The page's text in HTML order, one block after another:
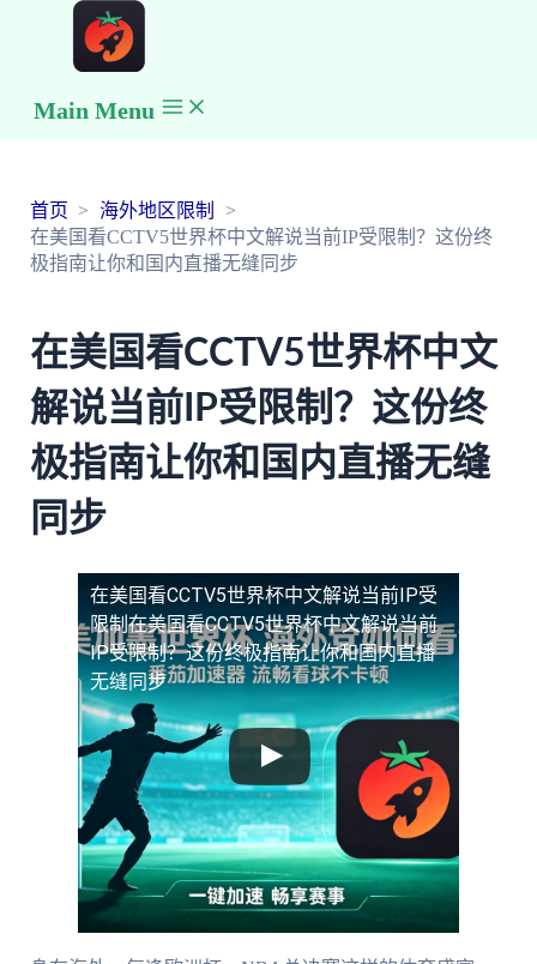
Main Menu
首页
海外地区限制
在美国看CCTV5世界杯中文解说当前IP受限制？这份终
极指南让你和国内直播无缝同步
在美国看CCTV5世界杯中文
解说当前IP受限制？这份终
极指南让你和国内直播无缝
同步
在美国看CCTV5世界杯中文解说当前IP受
限制在美国看CCTV5世界杯中文解说当前
IP受限制？这份终极指南让你和国内直播
无缝同步